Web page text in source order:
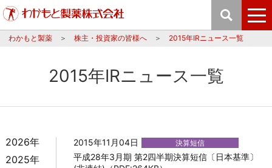
わかもと製薬 株主・投資家の皆様へ 2015年IRニュース一覧
2015年IRニュース一覧
2026年
2025年
2015年11月04日 決算短信
平成28年3月期 第2四半期決算短信〔日本基準〕